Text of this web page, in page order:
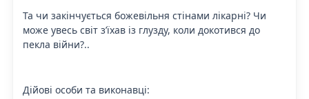
Та чи закінчується божевільня стінами лікарні? Чи
може увесь світ з’їхав із глузду, коли докотився до
пекла війни?..
Дійові особи та виконавці: